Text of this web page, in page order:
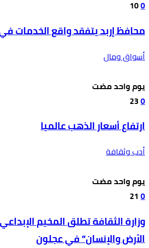
0
10
محافظ إربد يتفقد واقع الخدمات في
أسواق ومال
‫‫‫‏‫يوم واحد مضت‬
0
23
ارتفاع أسعار الذهب عالميا
أدب وثقافة
‫‫‫‏‫يوم واحد مضت‬
0
21
وزارة الثقافة تطلق المخيم
الأرض والإنسان” في عجلون